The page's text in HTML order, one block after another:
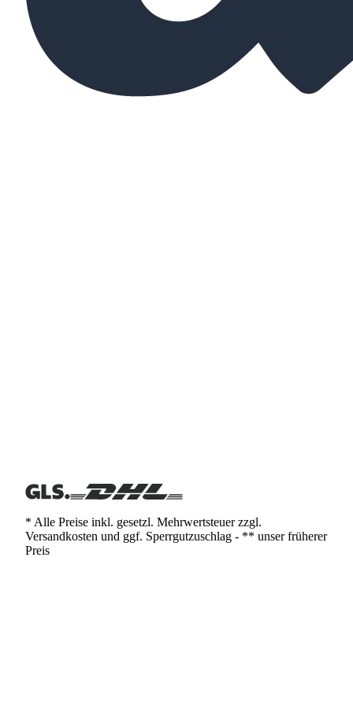
* Alle Preise inkl. gesetzl. Mehrwertsteuer zzgl.
Versandkosten und ggf. Sperrgutzuschlag - ** unser früherer
Preis